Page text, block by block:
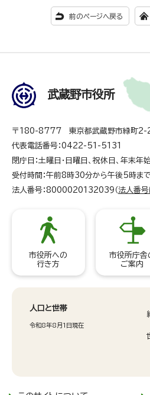
前のページへ戻る
武蔵野市役所
〒180-8777 東京都武蔵野市緑町2-
代表電話番号：0422-51-5131
閉庁日：土曜日・日曜日、祝休日、年末
受付時間：午前8時30分から午後5時まで
法人番号：8000020132039（ 法人番号
市役所への
行き方
市役所庁舎
ご案内
人口と世帯
令和8年8月1日現在